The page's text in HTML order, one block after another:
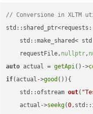
// Conversione in XLTM
std::make_shared<
    requestFile,
nullptr,
auto actual = getApi()->
if(actual->good ()){
std::ofstream out(
    actual->
seekg(0